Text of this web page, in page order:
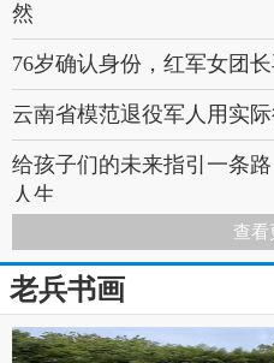
然
76岁确认身份，红军女团
云南省模范退役军人用实
给孩子们的未来指引一条
人生
【典型风采】寻访英雄丨
倒下的那些战友才是真正的
老英雄张富清：我要一辈
查看
老兵书画